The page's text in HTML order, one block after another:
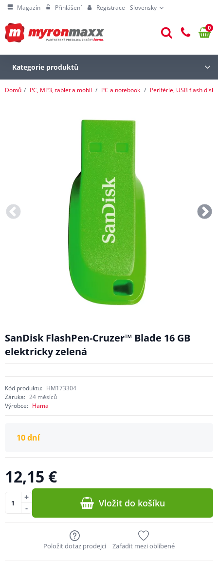
Magazín Přihlášení Registrace Slovensky
0
Kategorie produktů
Domů PC, MP3, tablet a mobil PC a notebook Periférie, USB flash disky
SanDisk FlashPen-Cruzer™ Blade 16 GB
elektricky zelená
Kód produktu: HM173304
Záruka: 24 měsíců
Výrobce: Hama
10 dní
12,15 €
-
+ Vložit do košíku
Položit dotaz prodejci Zařadit mezi oblíbené